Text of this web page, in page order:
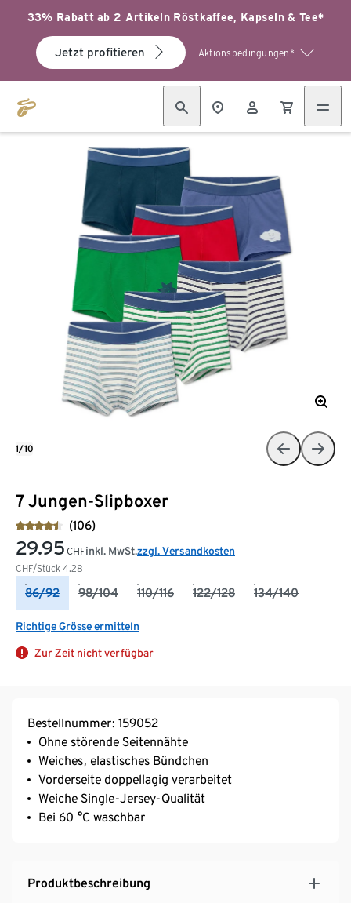
33% Rabatt ab 2 Artikeln Röstkaffee, Kapseln & Tee*
Jetzt profitieren Aktionsbedingungen*
7 Jungen-Slipboxer
(106)
29.95 CHF
CHF/Stück 4.28
inkl. MwSt.zzgl. Versandkosten
86/92 98/104 110/116 122/128 134/140
Richtige Grösse ermitteln
Zur Zeit nicht verfügbar
1/10
Bestellnummer: 159052
Ohne störende Seitennähte
Weiches, elastisches Bündchen
Vorderseite doppellagig verarbeitet
Weiche Single-Jersey-Qualität
Bei 60 °C waschbar
Produktbeschreibung